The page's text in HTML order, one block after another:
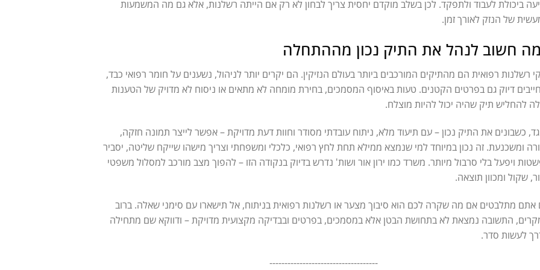
ביכולת לעבוד ולתפקד. לכן בשלב מוקדם יחסית צריך לבחון לא רק אם הייתה רשלנות, אלא גם מה המשמעות
של הנזק לאורך זמן.
חשוב לנהל את התיק נכון מההתחלה
רשלנות רפואית הם מהתיקים המורכבים ביותר בעולם הנזיקין. הם יקרים יותר לניהול, נשענים על חומר רפואי כבד,
דיוק גם בפרטים הקטנים. טעות באיסוף המסמכים, בחירת מומחה לא מתאים או ניסוח לא מדויק של הטענות
להחליש תיק שהיה יכול להיות מוצלח.
כשבונים את התיק נכון – עם תיעוד מלא, ניתוח עובדתי מסודר וחוות דעת מדויקת – אפשר לייצר תמונה חזקה,
ומשכנעת. זה נכון במיוחד למי שנמצא ממילא תחת לחץ רפואי, כלכלי ומשפחתי וצריך מישהו שייקח שליטה, יסביר
ויפעל בלי סרבול מיותר. משרד כמו ירון אור ושות' נדרש בדיוק בנקודה הזו – להפוך מצב מורכב למסלול משפטי
שקול ומכוון תוצאה.
אתם מתלבטים אם מה שקרה לכם הוא סיבוך מצער או רשלנות רפואית בניתוח, אל תישארו עם סימני שאלה. ברוב
התשובה נמצאת לא בתחושת הבטן אלא במסמכים, בפרטים ובבדיקה מקצועית מדויקת – ודווקא שם מתחילה
לעשות סדר.
------------------------------------